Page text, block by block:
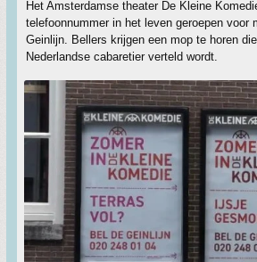
Het Amsterdamse theater De Kleine
telefoonnummer in het leven geroepen voor
Geinlijn. Bellers krijgen een mop te horen
Nederlandse cabaretier verteld wordt.